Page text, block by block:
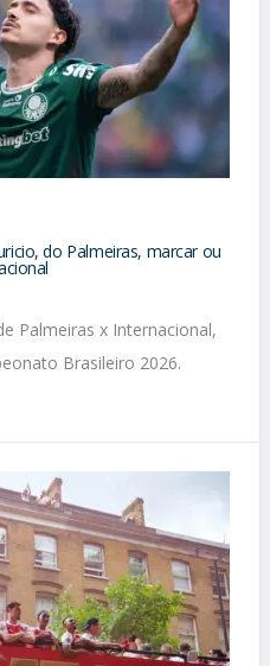
do Palmeiras, marcar ou
Palmeiras x Internacional,
Brasileiro 2026.